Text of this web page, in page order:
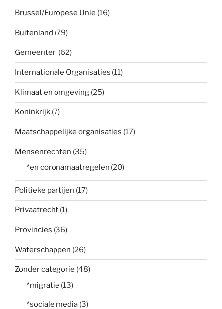
Brussel/Europese Unie (16)
Buitenland (79)
Gemeenten (62)
Internationale Organisaties (11)
Klimaat en omgeving (25)
Koninkrijk (7)
Maatschappelijke organisaties (17)
Mensenrechten (35)
*en coronamaatregelen (20)
Politieke partijen (17)
Privaatrecht (1)
Provincies (36)
Waterschappen (26)
Zonder categorie (48)
*migratie (13)
*sociale media (3)